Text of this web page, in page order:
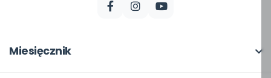
Miesięcznik